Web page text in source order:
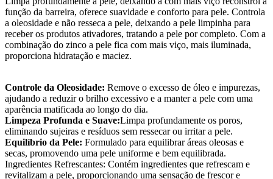
função da barreira, oferece suavidade e conforto para pele. Controla
a oleosidade e não resseca a pele, deixando a pele limpinha para
receber os produtos ativadores, tratando a pele por completo. Com a
combinação do zinco a pele fica com mais viço, mais iluminada,
proporciona hidratação e maciez.
Controle da Oleosidade: Remove o excesso de óleo e impurezas,
ajudando a reduzir o brilho excessivo e a manter a pele com uma
aparência matificada ao longo do dia.
Limpeza Profunda e Suave:Limpa profundamente os poros,
eliminando sujeiras e resíduos sem ressecar ou irritar a pele.
Equilíbrio da Pele: Formulado para equilibrar áreas oleosas e
secas, promovendo uma pele uniforme e bem equilibrada.
Ingredientes Refrescantes: Contém ingredientes que refrescam e
revitalizam a pele, proporcionando uma sensação de frescor e